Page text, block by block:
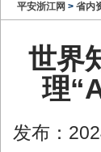
平安浙江网 > 省内
世界
理
发布：